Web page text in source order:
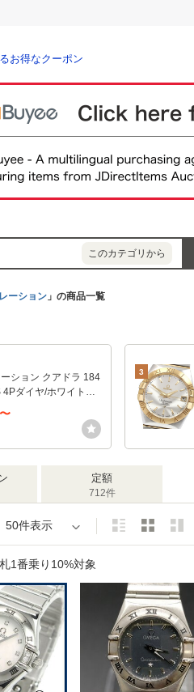
お得なクーポン
このカテゴリから
ーション 」の商品一覧
ション クアドラ 184
4Pダイヤ/ホワイトダ
3
定額
712件
50件表示
1番乗り10%対象